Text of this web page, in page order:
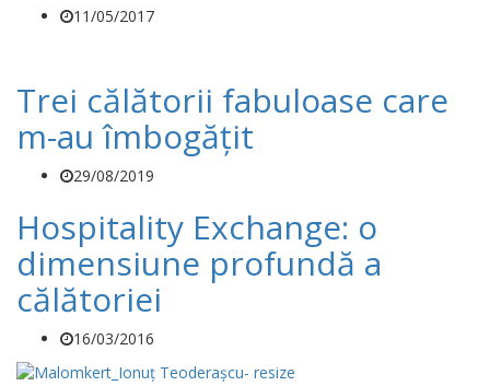
11/05/2017
Trei călătorii fabuloase care
m-au îmbogățit
29/08/2019
Hospitality Exchange: o
dimensiune profundă a
călătoriei
16/03/2016